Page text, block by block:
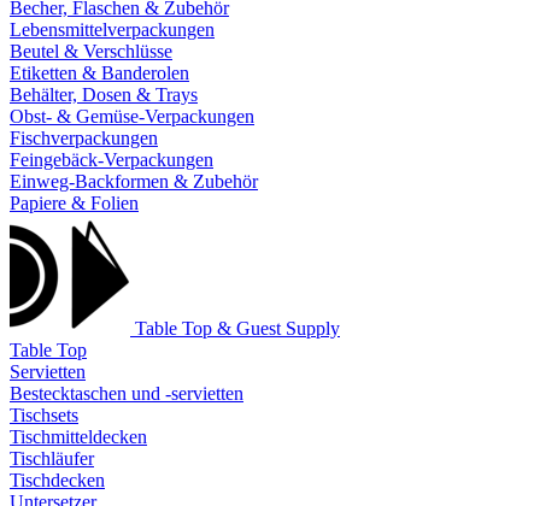
Becher, Flaschen & Zubehör
Lebensmittelverpackungen
Beutel & Verschlüsse
Etiketten & Banderolen
Behälter, Dosen & Trays
Obst- & Gemüse-Verpackungen
Fischverpackungen
Feingebäck-Verpackungen
Einweg-Backformen & Zubehör
Papiere & Folien
Table Top & Guest Supply
Table Top
Servietten
Bestecktaschen und -servietten
Tischsets
Tischmitteldecken
Tischläufer
Tischdecken